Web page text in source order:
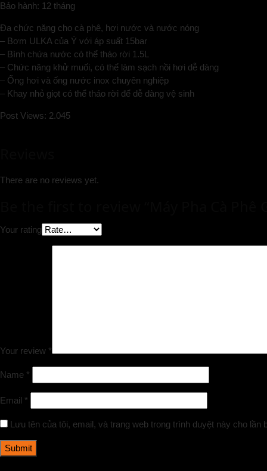
Bảo hành: 12 tháng
Đa chức năng cho cà phê, hơi nước và nước nóng
– Bơm ULKA của Ý với áp suất 15bar
– Bình chứa nước có thể tháo rời 1.5L
– Chức năng khử muối, có thể làm sạch nồi hơi dễ dàng
– Ống hơi và ống nước inox chuyên nghiệp
– Khay nhỏ giọt có thể tháo rời để dễ dàng vệ sinh
Post Views: 2.045
There are no reviews yet.
Your rating
Your review *
Name *
Email *
Lưu tên của tôi, email, và trang web trong trình duyệt này cho lần